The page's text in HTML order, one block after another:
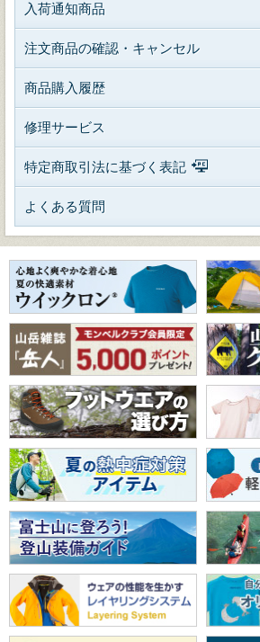
入荷通知商品
注文商品の確認・キャンセル
商品購入履歴
修理サービス
特定商取引法に基づく表記
よくある質問